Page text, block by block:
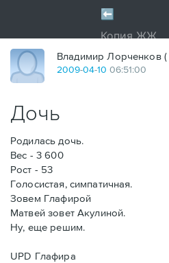
Владимир Лорченков (
2009-04-10 06:51:00
Дочь
Родилась дочь.
Вес - 3 600
Рост - 53
Голосистая, симпатичная.
Зовем Глафирой
Матвей зовет Акулиной.
Ну, еще решим.
UPD Глафира